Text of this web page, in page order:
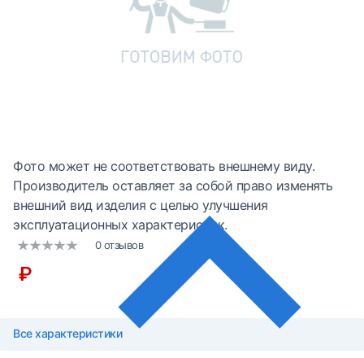
Фото может не соответствовать внешнему виду.
Производитель оставляет за собой право изменять
внешний вид изделия с целью улучшения
эксплуатационных характеристик.
0 отзывов
₽
Все характеристики